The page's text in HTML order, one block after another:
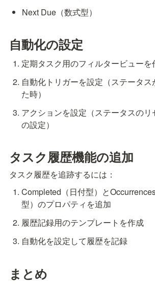
Next Due（数式型）
自動化の設定
定期タスク用のフィルタービューを
自動化トリガーを設定（ステータ
た時）
アクションを設定（ステータスのリ
の設定）
タスク履歴機能の追加
タスク履歴を追跡するには：
Completed（日付型）と
型）のプロパティを追加
履歴記録用のテンプレートを作成
自動化を設定して履歴を記録
まとめ